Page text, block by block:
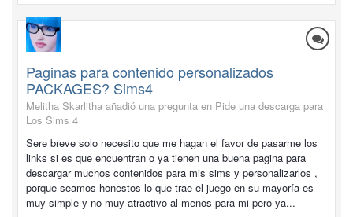
Paginas para contenido personalizados
PACKAGES? Sims4
Melitha Skarlitha añadió una pregunta en Pide una descarga para
Los Sims 4
Sere breve solo necesito que me hagan el favor de pasarme los
links si es que encuentran o ya tienen una buena pagina para
descargar muchos contenidos para mis sims y personalizarlos ,
porque seamos honestos lo que trae el juego en su mayoría es
muy simple y no muy atractivo al menos para mi pero ya...